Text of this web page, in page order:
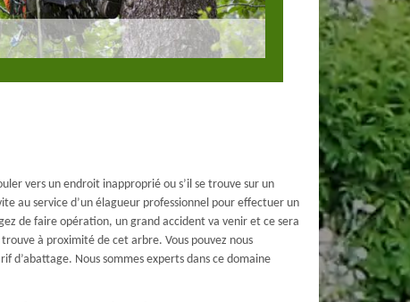
vers un endroit inapproprié ou s’il se trouve sur un
au service d’un élagueur professionnel pour effectuer un
de faire opération, un grand accident va venir et ce sera
à proximité de cet arbre. Vous pouvez nous
d’abattage. Nous sommes experts dans ce domaine